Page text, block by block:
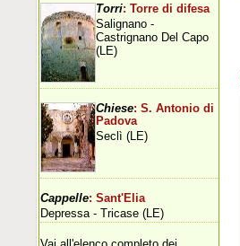
Torri: Torre di difesa
Salignano -
Castrignano Del Capo
(LE)
Chiese: S. Antonio di
Padova
Seclì (LE)
Cappelle: Sant'Elia
Depressa - Tricase (LE)
Vai all'elenco completo dei